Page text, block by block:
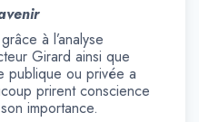
à l’analyse
Girard ainsi que
publique ou privée a
prirent conscience
importance.